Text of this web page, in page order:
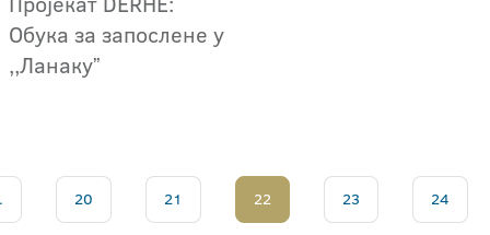
Обука за запослене у
,,Ланакуˮ
20 21 22 23 24